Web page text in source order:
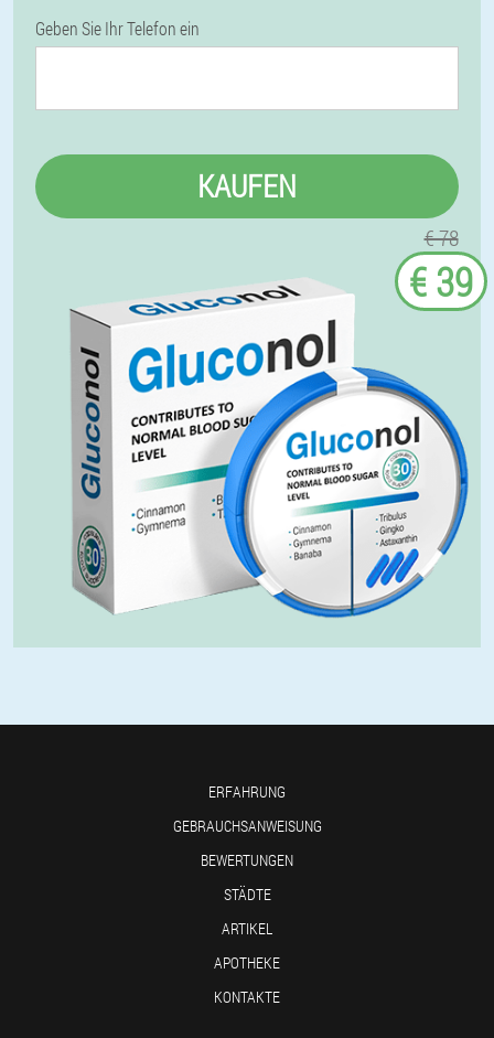
Geben Sie Ihr Telefon ein
KAUFEN
€ 78
€ 39
ERFAHRUNG
GEBRAUCHSANWEISUNG
BEWERTUNGEN
STÄDTE
ARTIKEL
APOTHEKE
KONTAKTE